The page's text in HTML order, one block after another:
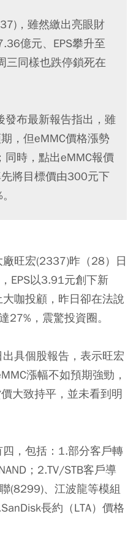
，雖然繳出亮眼財
億元、EPS攀升至
三同樣也跌停鎖死在
發布最新報告指出，雖
，但eMMC價格漲勢
時，點出eMMC報價
將目標價由300元下
旺宏(2337)昨（28）日
EPS以3.91元創下新
咖投顧，昨日卻在法說
27%，震驚投資圈。
具個股報告，表示旺宏
漲幅不如預期強勁，
大致持平，並未看到明
，包括：1.部分客戶轉
；2.TV/STB客戶導
(8299)、江波龍等模組
長約（LTA）價格